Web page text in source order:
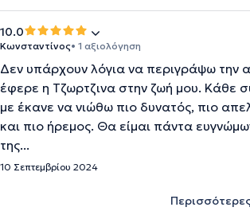
10.0
Κωνσταντίνος• 1 αξιολόγηση
Δεν υπάρχουν λόγια να περιγράψω την
έφερε η Τζωρτζινα στην ζωή μου. Κάθε
με έκανε να νιώθω πιο δυνατός, πιο
και πιο ήρεμος. Θα είμαι πάντα
της...
10 Σεπτεμβρίου 2024